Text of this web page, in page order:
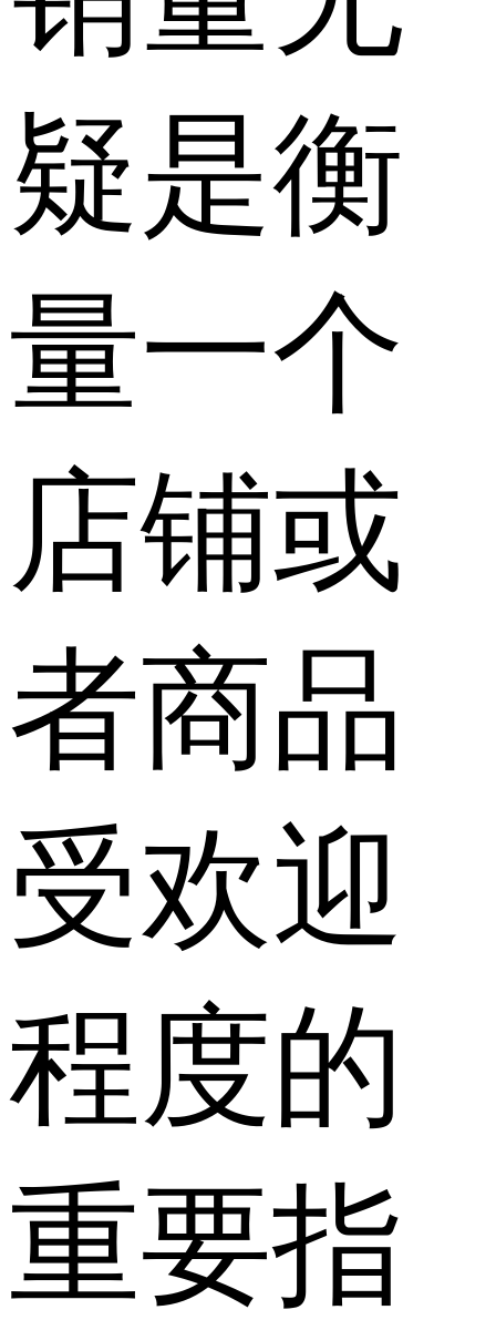
疑是衡
量一个
店铺或
者商品
受欢迎
程度的
重要指